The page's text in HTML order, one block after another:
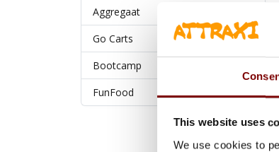
This website uses
We use cookies to
Aggregaat
Go Carts
Bootcamp
FunFood